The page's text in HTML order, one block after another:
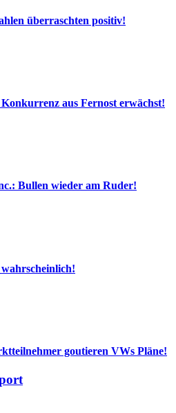
überraschten positiv!
aus Fernost erwächst!
Bullen wieder am Ruder!
goutieren VWs Pläne!